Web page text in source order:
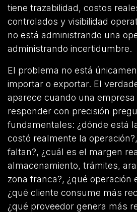
tiene trazabilidad, costos
controlados y visibilidad
no está administrando una
administrando incertidumbre.
El problema no está
importar o exportar. El
aparece cuando una
responder con precisión
fundamentales: ¿dónde está
costó realmente la
faltan?, ¿cuál es el margen
almacenamiento, trámites,
zona franca?, ¿qué operación
¿qué cliente consume más
¿qué proveedor genera más